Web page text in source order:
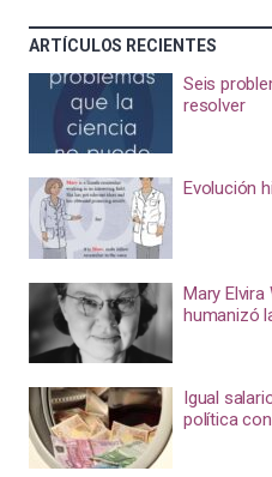
ARTÍCULOS RECIENTES
Seis
resolver
Evolución
Mary
humanizó
Igual
política